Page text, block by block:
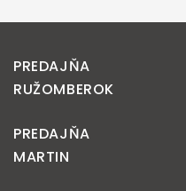
PREDAJŇA
RUŽOMBEROK
PREDAJŇA
MARTIN